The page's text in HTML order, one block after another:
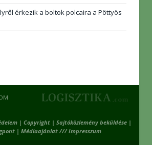
érkezik a boltok polcaira a Pöttyös
| Copyright | Sajtóközlemény beküldése |
| Médiaajánlat /// Impresszum